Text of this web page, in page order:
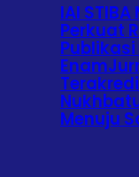
IAI
Perkuat
Menuju